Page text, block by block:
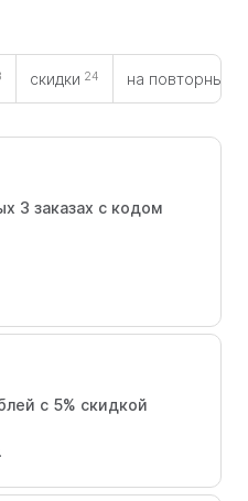
скидки 24 на повторный
3 заказах с кодом
от 1000 руб.
с 5% скидкой
различную дозировку
Аптеки Горздрав. Сеть
оформить заказ
полезной информации и